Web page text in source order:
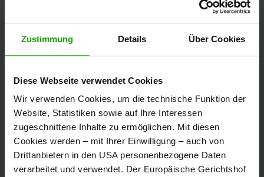
Zustimmung Details Über Cookies
Diese Webseite verwendet Cookies
Wir verwenden Cookies, um die technische Funktion der
Website, Statistiken sowie auf Ihre Interessen
zugeschnittene Inhalte zu ermöglichen. Mit diesen
Cookies werden – mit Ihrer Einwilligung – auch von
Drittanbietern in den USA personenbezogene Daten
verarbeitet und verwendet. Der Europäische Gerichtshof
Kärnten Werbung
9020 Klagenfurt
Österreich
+43/463/3000